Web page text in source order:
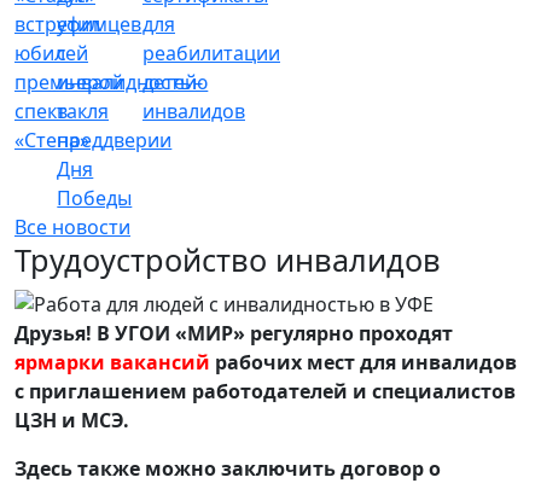
встретил
юбилей
премьерой
спектакля
«Стена»
уфимцев
с
инвалидностью
в
преддверии
Дня
Победы
для
реабилитации
детей-
инвалидов
Все новости
Трудоустройство инвалидов
Друзья! В УГОИ «МИР» регулярно проходят
ярмарки вакансий рабочих мест для инвалидов
с приглашением работодателей и специалистов
ЦЗН и МСЭ.
Здесь также можно заключить договор о